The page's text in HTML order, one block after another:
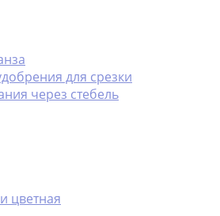
для срезки
через стебель
цветная